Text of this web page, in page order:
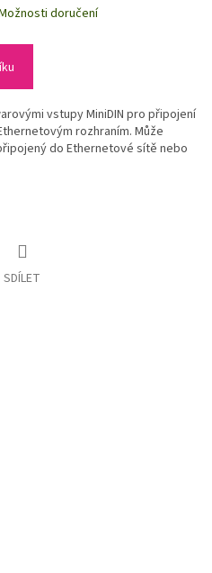
doručení
vstupy MiniDIN pro připojení
rozhraním. Může
do Ethernetové sítě nebo
SDÍLET